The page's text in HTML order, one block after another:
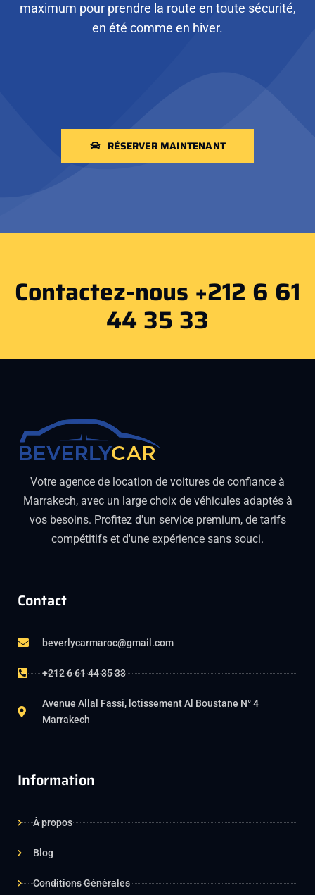
maximum pour prendre la route en toute sécurité,
en été comme en hiver.
RÉSERVER MAINTENANT
Contactez-nous +212 6 61
44 35 33
Votre agence de location de voitures de confiance à
Marrakech, avec un large choix de véhicules adaptés à
vos besoins. Profitez d'un service premium, de tarifs
compétitifs et d'une expérience sans souci.
Contact
beverlycarmaroc@gmail.com
+212 6 61 44 35 33
Avenue Allal Fassi, lotissement Al Boustane N° 4
Marrakech
Information
À propos
Blog
Conditions Générales